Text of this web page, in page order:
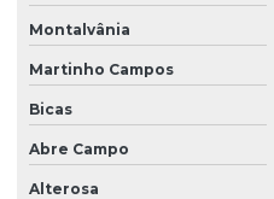
Montalvânia
Martinho Campos
Bicas
Abre Campo
Alterosa